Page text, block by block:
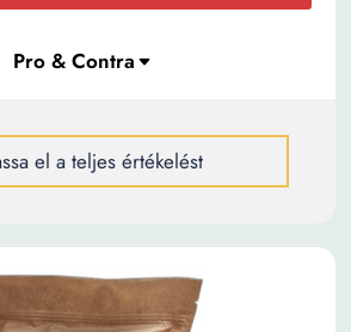
el a teljes értékelést